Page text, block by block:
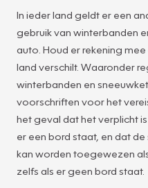
In ieder land geldt er een
gebruik van winterbanden
auto. Houd er rekening
land verschilt. Waaronder
winterbanden en
voorschriften voor het
het geval dat het verplicht
er een bord staat, en dat
kan worden toegewezen
zelfs als er geen bord staat.